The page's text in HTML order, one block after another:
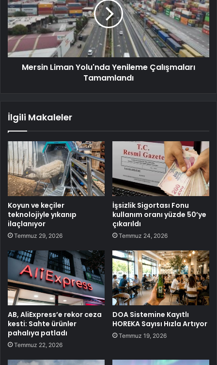
Mersin Liman Yolu'nda Yenileme Çalışmaları
Tamamlandı
İlgili Makaleler
Koyun ve keçiler
teknolojiyle yıkanıp
ilaçlanıyor
Temmuz 29, 2026
İşsizlik Sigortası Fonu
kullanım oranı yüzde 50’ye
çıkarıldı
Temmuz 24, 2026
AB, AliExpress’e rekor ceza
kesti: Sahte ürünler
pahalıya patladı
Temmuz 22, 2026
DOA Sistemine Kayıtlı
HOREKA Sayısı Hızla Artıyor
Temmuz 19, 2026